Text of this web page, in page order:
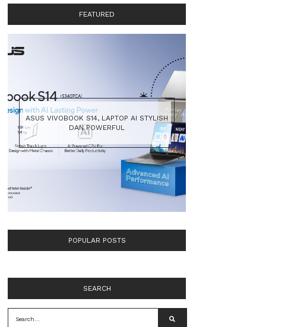
FEATURED
ASUS VIVOBOOK S14, LAPTOP AI STYLISH
DAN POWERFUL
POPULAR POSTS
SEARCH